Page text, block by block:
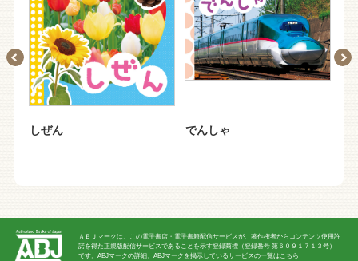
しぜん でんしゃ
ＡＢＪマークは、この電子書店・電子書籍配信サービスが、著作権者からコンテンツ使用許
諾を得た正規版配信サービスであることを示す登録商標（登録番号 第６０９１７１３号）
です。ABJマークの詳細、ABJマークを掲示しているサービスの一覧はこちら